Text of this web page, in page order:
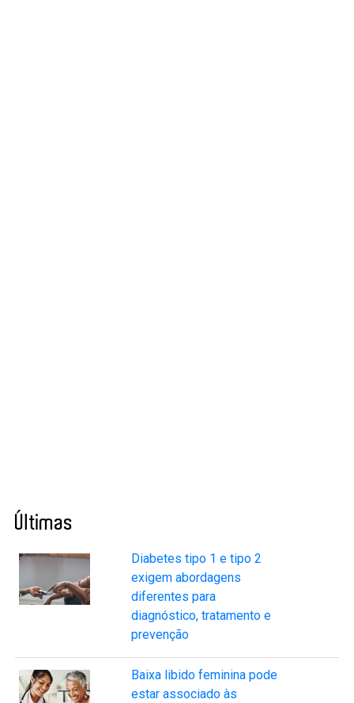
Últimas
Diabetes tipo 1 e tipo 2
exigem abordagens
diferentes para
diagnóstico, tratamento e
prevenção
Baixa libido feminina pode
estar associado às